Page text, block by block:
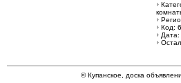
Код:
Дата:
© Купанское, доска